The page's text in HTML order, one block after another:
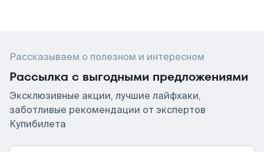
Рассказываем о полезном и интересном
Рассылка с выгодными предложениями
Эксклюзивные акции, лучшие лайфхаки,
заботливые рекомендации от экспертов
Купибилета